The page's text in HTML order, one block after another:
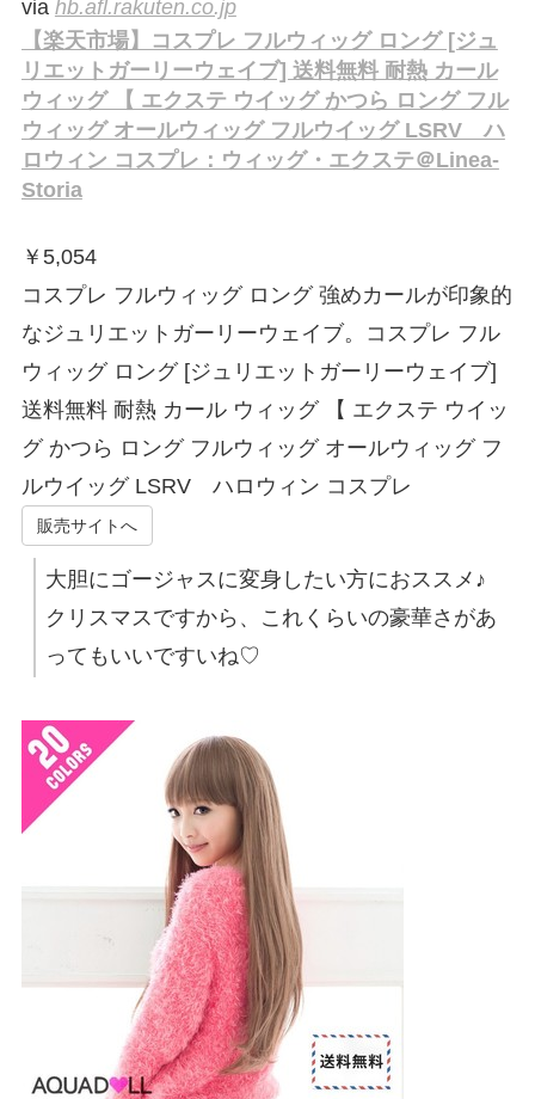
via hb.afl.rakuten.co.jp
【楽天市場】コスプレ フルウィッグ ロング [ジュ
リエットガーリーウェイブ] 送料無料 耐熱 カール
ウィッグ 【 エクステ ウイッグ かつら ロング フル
ウィッグ オールウィッグ フルウイッグ LSRV ハ
ロウィン コスプレ：ウィッグ・エクステ＠Linea-
Storia
￥ 5,054
コスプレ フルウィッグ ロング 強めカールが印象的
なジュリエットガーリーウェイブ。コスプレ フル
ウィッグ ロング [ジュリエットガーリーウェイブ]
送料無料 耐熱 カール ウィッグ 【 エクステ ウイッ
グ かつら ロング フルウィッグ オールウィッグ フ
ルウイッグ LSRV ハロウィン コスプレ
販売サイトへ
大胆にゴージャスに変身したい方におススメ♪
クリスマスですから、これくらいの豪華さがあ
ってもいいですいね♡